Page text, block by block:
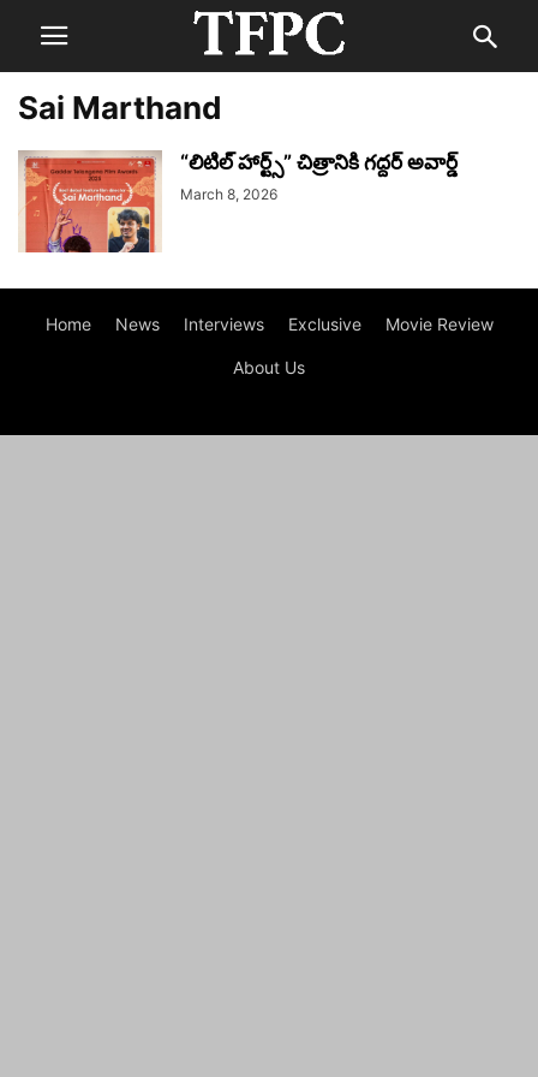
Sai Marthand
“లిటిల్ హార్ట్స్” చిత్రానికి గద్దర్ అవార్డ్
March 8, 2026
Home News Interviews Exclusive Movie Review
About Us